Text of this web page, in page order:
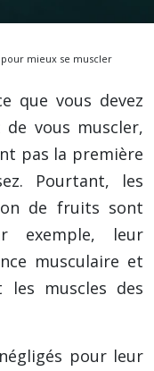
mieux se muscler
que vous devez
de vous muscler,
pas la première
Pourtant, les
de fruits sont
exemple, leur
musculaire et
les muscles des
pour leur